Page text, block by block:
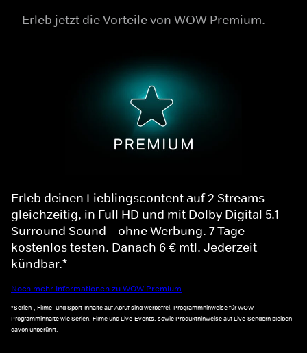
Erleb jetzt die Vorteile von WOW Premium.
Erleb deinen Lieblingscontent auf 2 Streams
gleichzeitig, in Full HD und mit Dolby Digital 5.1
Surround Sound – ohne Werbung. 7 Tage
kostenlos testen. Danach 6 € mtl. Jederzeit
kündbar.*
Noch mehr Informationen zu WOW Premium
*Serien-, Filme- und Sport-Inhalte auf Abruf sind werbefrei. Programmhinweise für WOW
Programminhalte wie Serien, Filme und Live-Events, sowie Produkthinweise auf Live-Sendern bleiben
davon unberührt.